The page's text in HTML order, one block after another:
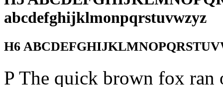
abcdefghijklmonpqrstuvwzyz
H6
P The quick brown fox